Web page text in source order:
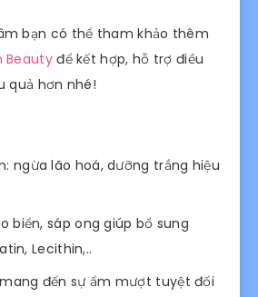
bạn có thể tham khảo thêm
Beautyđể kết hợp, hỗ trợ điều
quả hơn nhé!
ngừa lão hoá, dưỡng trắng hiệu
biển, sáp ong giúp bổ sung
Lecithin,..
đến sự ẩm mượt tuyệt đối